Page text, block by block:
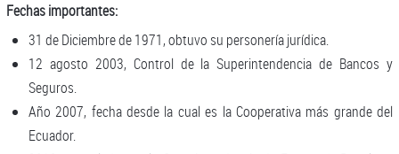
Fechas importantes:
31 de Diciembre de 1971, obtuvo su personería jurídica.
12 agosto 2003, Control de la Superintendencia de Bancos y
Seguros.
Año 2007, fecha desde la cual es la Cooperativa más grande del
Ecuador.